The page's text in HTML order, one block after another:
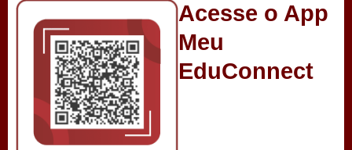
Acesse o App
Meu
EduConnect